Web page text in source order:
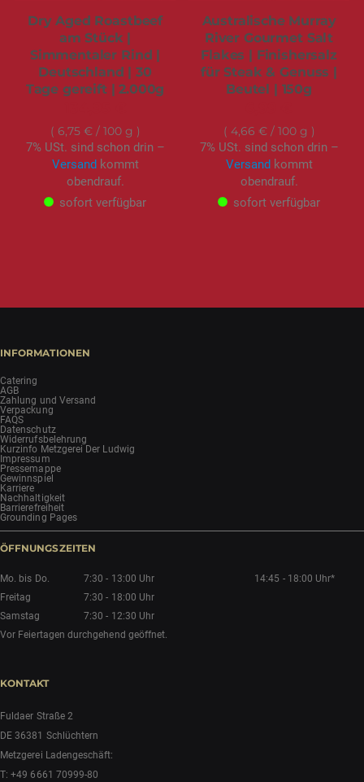
Dry Aged Roastbeef
am Stück |
Simmentaler Rind |
Deutschland | 30
Tage gereift | 2.000g
6,75 €/ 100 g
7% USt. sind schon drin –
Versand kommt
obendrauf.
sofort verfügbar
Australische Murray
River Gourmet Salt
Flakes | Finishersalz
für Steak & Genuss |
Beutel | 150g
4,66 €/ 100 g
7% USt. sind schon drin –
Versand kommt
obendrauf.
sofort verfügbar
INFORMATIONEN
Catering
AGB
Zahlung und Versand
Verpackung
FAQS
Datenschutz
Widerrufsbelehrung
Kurzinfo Metzgerei Der Ludwig
Impressum
Pressemappe
Gewinnspiel
Karriere
Nachhaltigkeit
Barrierefreiheit
Grounding Pages
ÖFFNUNGSZEITEN
Mo. bis Do. 7:30 - 13:00 Uhr
14:45 - 18:00 Uhr*
Freitag
7:30 - 18:00 Uhr
Samstag
7:30 - 12:30 Uhr
Vor Feiertagen durchgehend geöffnet.
KONTAKT
Fuldaer Straße 2
DE 36381 Schlüchtern
Metzgerei Ladengeschäft:
T:+49 6661 70999-80